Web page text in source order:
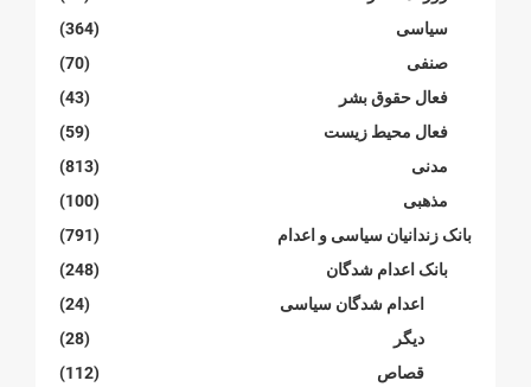
سیاسی
(364)
صنفی
(70)
فعال حقوق بشر
(43)
فعال محیط زیست
(59)
مدنی
(813)
مذهبی
(100)
بانک زندانیان سیاسی و اعدام
(791)
بانک اعدام شدگان
(248)
اعدام شدگان سیاسی
(24)
دیگر
(28)
قصاص
(112)